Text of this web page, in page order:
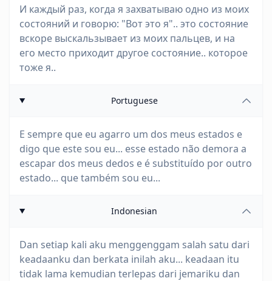
И каждый раз, когда я захватываю одно из моих
состояний и говорю: "Вот это я".. это состояние
вскоре выскальзывает из моих пальцев, и на
его место приходит другое состояние.. которое
тоже я..
Portuguese
E sempre que eu agarro um dos meus estados e
digo que este sou eu... esse estado não demora a
escapar dos meus dedos e é substituído por outro
estado... que também sou eu...
Indonesian
Dan setiap kali aku menggenggam salah satu dari
keadaanku dan berkata inilah aku... keadaan itu
tidak lama kemudian terlepas dari jemariku dan